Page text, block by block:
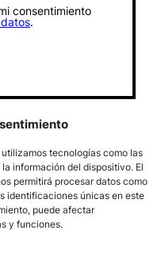
tecnologías como las
información del dispositivo. El
permitirá procesar datos como
identificaciones únicas en este
puede afectar
y funciones.
consentimiento
.